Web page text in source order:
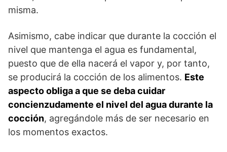
misma.
Asimismo, cabe indicar que durante la cocción el
nivel que mantenga el agua es fundamental,
puesto que de ella nacerá el vapor y, por tanto,
se producirá la cocción de los alimentos. Este
aspecto obliga a que se deba cuidar
concienzudamente el nivel del agua durante la
cocción, agregándole más de ser necesario en
los momentos exactos.